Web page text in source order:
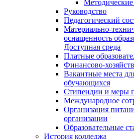
Руководство
Педагогический
Материально-
оснащенность
Доступная среда
Платные
Финансово-
Вакантные места
обучающихся
Стипендии и меры
Международное
Организация
организации
Образовательные
История колледжа